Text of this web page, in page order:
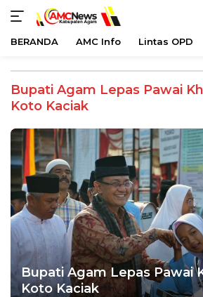
konten
BERANDA AMC Info Lintas OPD
Bupati Agam Lepas Pawai
Koto Kaciak
Bupati Agam Lepas Pawai
Koto Kaciak